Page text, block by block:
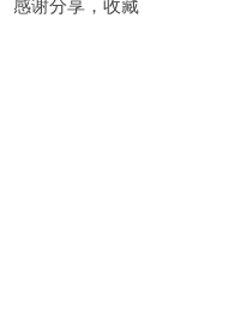
感谢分享，收藏